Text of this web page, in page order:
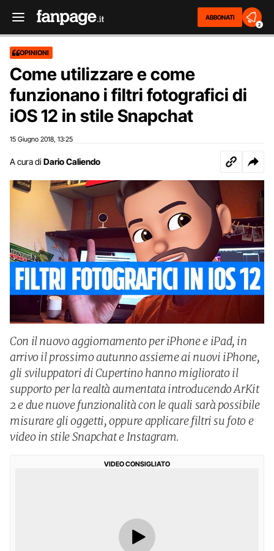
ABBONATI
2
OPINIONI
Come utilizzare e come
funzionano i filtri fotografici di
iOS 12 in stile Snapchat
15 Giugno 2018 13:25
A cura di Dario Caliendo
Con il nuovo aggiornamento per iPhone e iPad, in
arrivo il prossimo autunno assieme ai nuovi iPhone,
gli sviluppatori di Cupertino hanno migliorato il
supporto per la realtà aumentata introducendo ArKit
2 e due nuove funzionalità con le quali sarà possibile
misurare gli oggetti, oppure applicare filtri su foto e
video in stile Snapchat e Instagram.
VIDEO CONSIGLIATO